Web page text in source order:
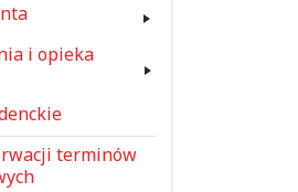
i opieka
terminów